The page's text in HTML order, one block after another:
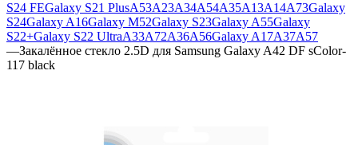
S24 FEGalaxy S21 PlusA53A23A34A54A35A13A14A73Galaxy
S24Galaxy A16Galaxy M52Galaxy S23Galaxy A55Galaxy
S22+Galaxy S22 UltraA33A72A36A56Galaxy A17A37A57
—Закалённое стекло 2.5D для Samsung Galaxy A42 DF sColor-
117 black